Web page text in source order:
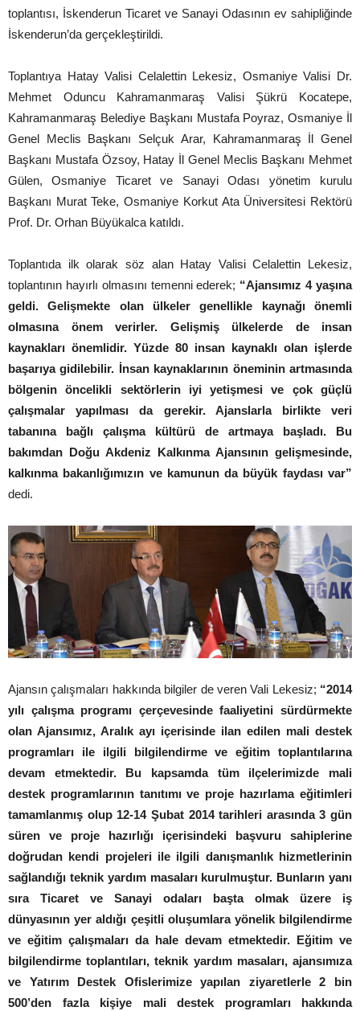
toplantısı, İskenderun Ticaret ve Sanayi Odasının ev sahipliğinde
İskenderun’da gerçekleştirildi.
Toplantıya Hatay Valisi Celalettin Lekesiz, Osmaniye Valisi Dr.
Mehmet Oduncu Kahramanmaraş Valisi Şükrü Kocatepe,
Kahramanmaraş Belediye Başkanı Mustafa Poyraz, Osmaniye İl
Genel Meclis Başkanı Selçuk Arar, Kahramanmaraş İl Genel
Başkanı Mustafa Özsoy, Hatay İl Genel Meclis Başkanı Mehmet
Gülen, Osmaniye Ticaret ve Sanayi Odası yönetim kurulu
Başkanı Murat Teke, Osmaniye Korkut Ata Üniversitesi Rektörü
Prof. Dr. Orhan Büyükalca katıldı.
Toplantıda ilk olarak söz alan Hatay Valisi Celalettin Lekesiz,
toplantının hayırlı olmasını temenni ederek; “Ajansımız 4 yaşına
geldi. Gelişmekte olan ülkeler genellikle kaynağı önemli
olmasına önem verirler. Gelişmiş ülkelerde de insan
kaynakları önemlidir. Yüzde 80 insan kaynaklı olan işlerde
başarıya gidilebilir. İnsan kaynaklarının öneminin artmasında
bölgenin öncelikli sektörlerin iyi yetişmesi ve çok güçlü
çalışmalar yapılması da gerekir. Ajanslarla birlikte veri
tabanına bağlı çalışma kültürü de artmaya başladı. Bu
bakımdan Doğu Akdeniz Kalkınma Ajansının gelişmesinde,
kalkınma bakanlığımızın ve kamunun da büyük faydası var”
dedi.
Ajansın çalışmaları hakkında bilgiler de veren Vali Lekesiz; “2014
yılı çalışma programı çerçevesinde faaliyetini sürdürmekte
olan Ajansımız, Aralık ayı içerisinde ilan edilen mali destek
programları ile ilgili bilgilendirme ve eğitim toplantılarına
devam etmektedir. Bu kapsamda tüm ilçelerimizde mali
destek programlarının tanıtımı ve proje hazırlama eğitimleri
tamamlanmış olup 12-14 Şubat 2014 tarihleri arasında 3 gün
süren ve proje hazırlığı içerisindeki başvuru sahiplerine
doğrudan kendi projeleri ile ilgili danışmanlık hizmetlerinin
sağlandığı teknik yardım masaları kurulmuştur. Bunların yanı
sıra Ticaret ve Sanayi odaları başta olmak üzere iş
dünyasının yer aldığı çeşitli oluşumlara yönelik bilgilendirme
ve eğitim çalışmaları da hale devam etmektedir. Eğitim ve
bilgilendirme toplantıları, teknik yardım masaları, ajansımıza
ve Yatırım Destek Ofislerimize yapılan ziyaretlerle 2 bin
500’den fazla kişiye mali destek programları hakkında